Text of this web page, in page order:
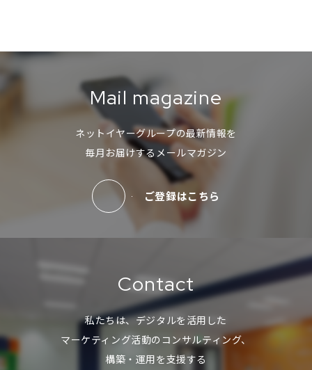
Mail magazine
ネットイヤーグループの最新情報を
毎月お届けするメールマガジン
ご登録はこちら
Contact
私たちは、デジタルを活用した
マーケティング活動のコンサルティング、
構築・運用を支援する